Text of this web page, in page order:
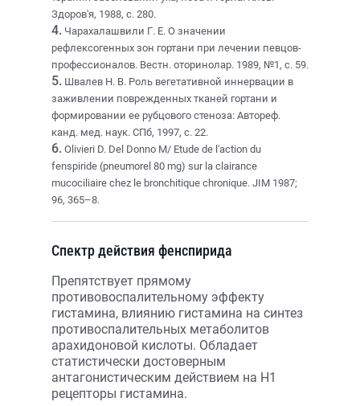
Здоров'я, 1988, с. 280.
4. Чарахалашвили Г. Е. О значении
рефлексогенных зон гортани при лечении певцов-
профессионалов. Вестн. оторинолар. 1989, №1, с. 59.
5. Швалев Н. В. Роль вегетативной иннервации в
заживлении поврежденных тканей гортани и
формировании ее рубцового стеноза: Автореф.
канд. мед. наук. СПб, 1997, с. 22.
6. Olivieri D. Del Donno M/ Etude de l'action du
fenspiride (pneumorel 80 mg) sur la clairance
mucociliaire chez le bronchitique chronique. JIM 1987;
96, 365–8.
Спектр действия фенспирида
Препятствует прямому
противовоспалительному эффекту
гистамина, влиянию гистамина на синтез
противоспалительных метаболитов
арахидоновой кислоты. Обладает
статистически достоверным
антагонистическим действием на Н1
рецепторы гистамина.